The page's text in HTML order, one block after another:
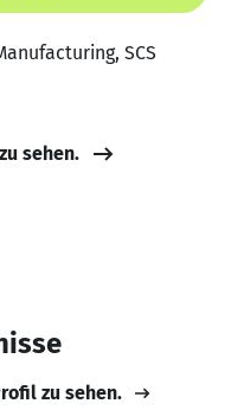
SCS
sehen.
zu sehen.